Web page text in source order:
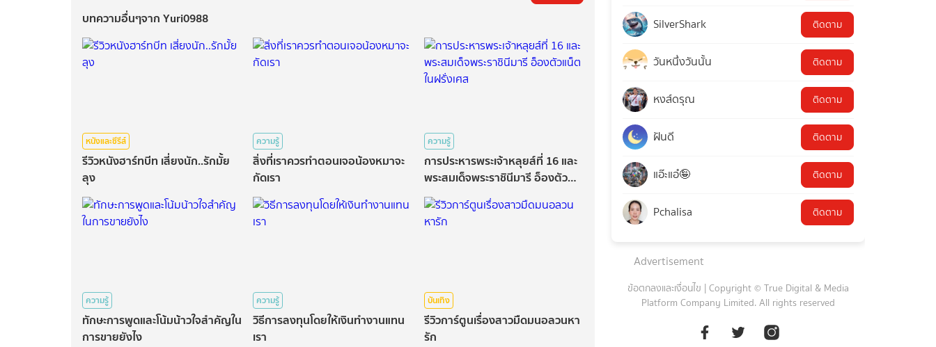
บทความอื่นๆจาก Yuri0988
หนังและซีรีส์
รีวิวหนังฮาร์ทบีท เสี่ยงนัก..รักมั้ย
ลุง
ความรู้
สิ่งที่เราควรทำตอนเจอน้องหมาจะ
กัดเรา
ความรู้
การประหารพระเจ้าหลุยส์ที่ 16 และ
พระสมเด็จพระราชินีมารี อ็องตัว
แน็ตในฝรั่งเศส
ความรู้
ทักษะการพูดและโน้มน้าวใจสำคัญใน
การขายยังไง
ความรู้
วิธีการลงทุนโดยให้เงินทำงานแทน
เรา
บันเทิง
รีวิวการ์ตูนเรื่องสาวมืดมนอลวนหา
รัก
SilverShark ติดตาม
วันหนึ่งวันนั้น ติดตาม
หงส์ดรุณ ติดตาม
ฝันดี ติดตาม
แอ๊ะแอ๋🤪 ติดตาม
Pchalisa ติดตาม
Advertisement
ข้อตกลงและเงื่อนไข | Copyright © True Digital & Media
Platform Company Limited. All rights reserved